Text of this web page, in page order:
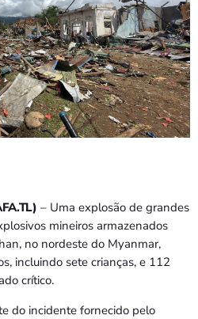
keyboard_arrow_down
AM
AM
– Uma explosão de grandes
mineiros armazenados
no nordeste do Myanmar,
incluindo sete crianças, e 112
crítico.
do incidente fornecido pelo